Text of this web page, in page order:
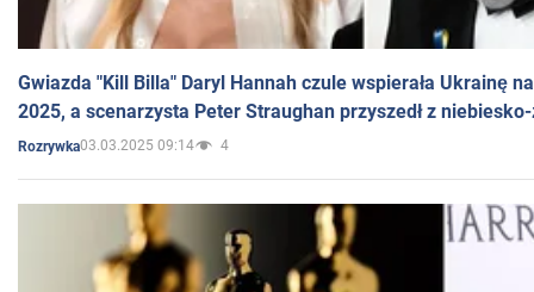
Gwiazda "Kill Billa" Daryl Hannah czule wspierała Ukrainę
2025, a scenarzysta Peter Straughan przyszedł z
Rozrywka03.03.2025 09:14 4